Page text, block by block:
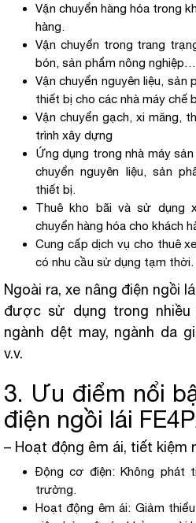
Vận chuyển hàng hóa trong
hàng.
Vận chuyển trong trang
bón, sản phẩm nông nghiệp…
Vận chuyển nguyên liệu, sản
thiết bị cho các nhà máy chế
Vận chuyển gạch, xi măng,
trình xây dựng
Ứng dụng trong nhà máy
chuyển nguyên liệu, sản
thiết bị.
Thuê kho bãi và sử dụng
chuyển hàng hóa cho khách
Cung cấp dịch vụ cho thuê
có nhu cầu sử dụng tạm thời.
Ngoài ra, xe nâng điện ngồi
được sử dụng trong nhiều
ngành dệt may, ngành da
v.v.
3. Ưu điểm nổi
điện ngồi lái
– Hoạt động êm ái, tiết kiệm
Động cơ điện: Không phát
trường.
Hoạt động êm ái: Giảm